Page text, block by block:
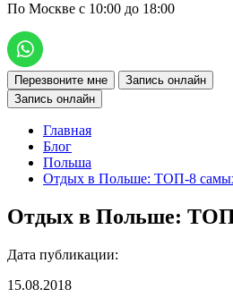
По Москве с 10:00 до 18:00
Перезвоните мне
Запись онлайн
Запись онлайн
Главная
Блог
Польша
Отдых в Польше: ТОП-8
Отдых в Польше:
Дата публикации:
15.08.2018